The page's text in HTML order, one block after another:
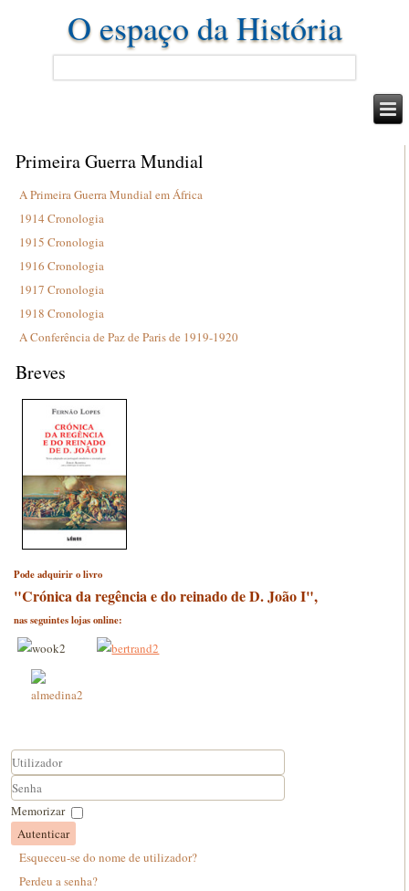
O espaço da História
Primeira Guerra Mundial
A Primeira Guerra Mundial em África
1914 Cronologia
1915 Cronologia
1916 Cronologia
1917 Cronologia
1918 Cronologia
A Conferência de Paz de Paris de 1919-1920
Breves
Pode adquirir o livro
"Crónica da regência e do reinado de D. João I",
nas seguintes lojas online:
Utilizador
Senha
Memorizar
Autenticar
Esqueceu-se do nome de utilizador?
Perdeu a senha?